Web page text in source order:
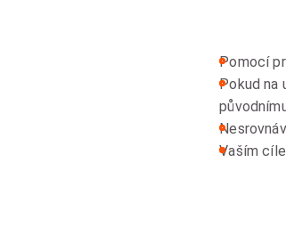
Pomocí
Pokud na
Vaším